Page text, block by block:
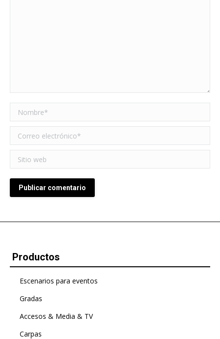
Nombre *
Correo electrónico *
Sitio web
Publicar comentario
Productos
Escenarios para eventos
Gradas
Accesos & Media & TV
Carpas